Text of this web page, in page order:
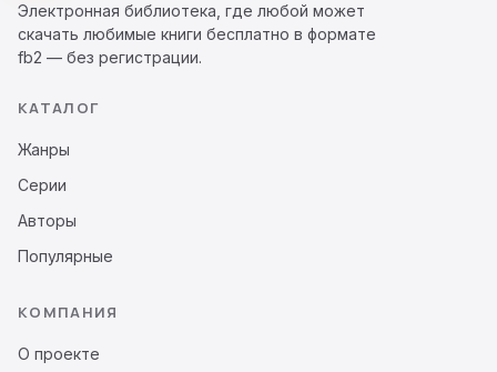
Электронная библиотека, где любой может
скачать любимые книги бесплатно в формате
fb2 — без регистрации.
КАТАЛОГ
Жанры
Серии
Авторы
Популярные
КОМПАНИЯ
О проекте